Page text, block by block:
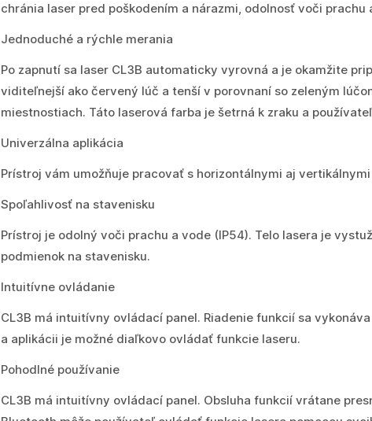
chránia laser pred poškodením a nárazmi, odolnosť voči prachu
Jednoduché a rýchle merania
Po zapnutí sa laser CL3B automaticky vyrovná a je okamžite
viditeľnejší ako červený lúč a tenší v porovnaní so zeleným
miestnostiach. Táto laserová farba je šetrná k zraku a
Univerzálna aplikácia
Prístroj vám umožňuje pracovať s horizontálnymi aj
Spoľahlivosť na stavenisku
Prístroj je odolný voči prachu a vode (IP54). Telo lasera je
podmienok na stavenisku.
Intuitívne ovládanie
CL3B má intuitívny ovládací panel. Riadenie funkcií sa
a aplikácii je možné diaľkovo ovládať funkcie laseru.
Pohodlné používanie
CL3B má intuitívny ovládací panel. Obsluha funkcií vrátane